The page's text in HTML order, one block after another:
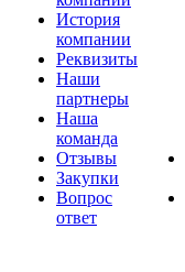
История
компании
Реквизиты
Наши
партнеры
Наша
команда
Отзывы
Закупки
Вопрос
ответ